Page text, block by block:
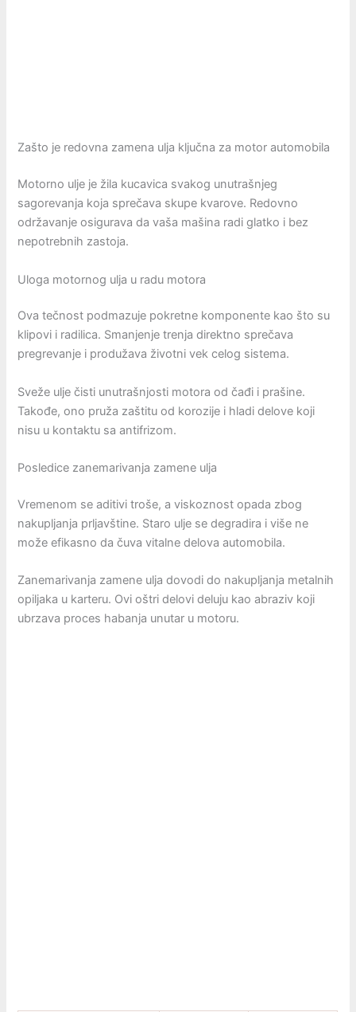
Zašto je redovna zamena ulja ključna za motor automobila
Motorno ulje je žila kucavica svakog unutrašnjeg
sagorevanja koja sprečava skupe kvarove. Redovno
održavanje osigurava da vaša mašina radi glatko i bez
nepotrebnih zastoja.
Uloga motornog ulja u radu motora
Ova tečnost podmazuje pokretne komponente kao što su
klipovi i radilica. Smanjenje trenja direktno sprečava
pregrevanje i produžava životni vek celog sistema.
Sveže ulje čisti unutrašnjosti motora od čađi i prašine.
Takođe, ono pruža zaštitu od korozije i hladi delove koji
nisu u kontaktu sa antifrizom.
Posledice zanemarivanja zamene ulja
Vremenom se aditivi troše, a viskoznost opada zbog
nakupljanja prljavštine. Staro ulje se degradira i više ne
može efikasno da čuva vitalne delova automobila.
Zanemarivanja zamene ulja dovodi do nakupljanja metalnih
opiljaka u karteru. Ovi oštri delovi deluju kao abraziv koji
ubrzava proces habanja unutar u motoru.